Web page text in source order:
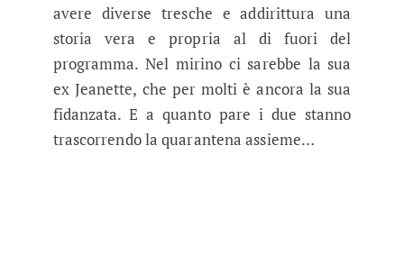
avere diverse tresche e addirittura una
storia vera e propria al di fuori del
programma. Nel mirino ci sarebbe la sua
ex Jeanette, che per molti è ancora la sua
fidanzata. E a quanto pare i due stanno
trascorrendo la quarantena assieme…